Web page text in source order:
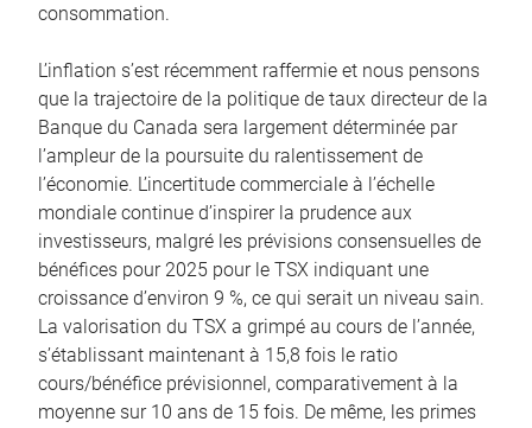
consommation.
L’inflation s’est récemment raffermie et nous pensons
que la trajectoire de la politique de taux directeur de la
Banque du Canada sera largement déterminée par
l’ampleur de la poursuite du ralentissement de
l’économie. L’incertitude commerciale à l’échelle
mondiale continue d’inspirer la prudence aux
investisseurs, malgré les prévisions consensuelles de
bénéfices pour 2025 pour le TSX indiquant une
croissance d’environ 9 %, ce qui serait un niveau sain.
La valorisation du TSX a grimpé au cours de l’année,
s’établissant maintenant à 15,8 fois le ratio
cours/bénéfice prévisionnel, comparativement à la
moyenne sur 10 ans de 15 fois. De même, les primes